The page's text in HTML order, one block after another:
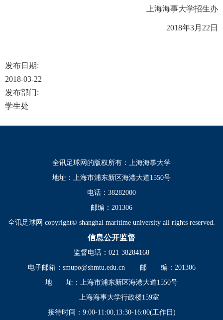
上海海事大学招生办
2018年3月22日
发布日期:
2018-03-22
发布部门:
学生处
全讯足球网的版权所有：上海海事大学
地址：上海市浦东新区海港大道1550号
电话：38282000
邮编：201306
全讯足球网 copyright© shanghai maritime university all rights reserved.
信息公开监督
监督电话：021-38284168
电子邮箱： smupo@shmtu.edu.cn
邮 编：201306
地 址：上海市浦东新区海港大道1550号
上海海事大学行政楼159室
接待时间：9:00-11:00,13:30-16:00(工作日)